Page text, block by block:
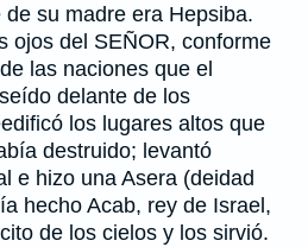
su madre era Hepsiba.
ojos del SEÑOR, conforme
las naciones que el
delante de los
los lugares altos que
destruido; levantó
e hizo una Asera (deidad
hecho Acab, rey de Israel,
de los cielos y los sirvió.